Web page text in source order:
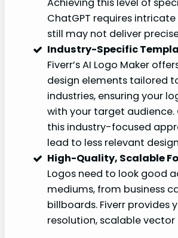
Achieving this level of
ChatGPT requires
still may not deliver
Industry-Specific
Fiverr’s AI Logo Maker
design elements tailored
industries, ensuring your
with your target audience.
this industry-focused
lead to less relevant
High-Quality, Scalable
Logos need to look good
mediums, from business
billboards. Fiverr provides
resolution, scalable